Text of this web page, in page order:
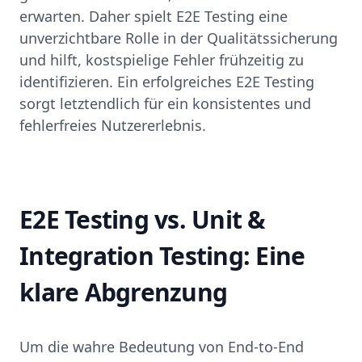
erwarten. Daher spielt E2E Testing eine
unverzichtbare Rolle in der Qualitätssicherung
und hilft, kostspielige Fehler frühzeitig zu
identifizieren. Ein erfolgreiches E2E Testing
sorgt letztendlich für ein konsistentes und
fehlerfreies Nutzererlebnis.
E2E Testing vs. Unit &
Integration Testing: Eine
klare Abgrenzung
Um die wahre Bedeutung von End-to-End